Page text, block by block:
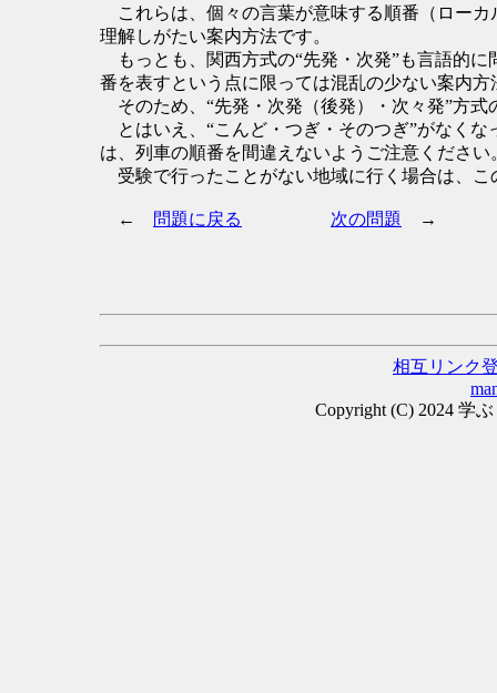
これらは、個々の言葉が意味する順番（ロー
理解しがたい案内方法です。
もっとも、関西方式の“先発・次発”も言語的
番を表すという点に限っては混乱の少ない案内方
そのため、“先発・次発（後発）・次々発”方式
とはいえ、“こんど・つぎ・そのつぎ”がなく
は、列車の順番を間違えないようご注意ください
受験で行ったことがない地域に行く場合は、
← 問題に戻る 次の問題 →
相互リンク
Copyright (C) 2024 学